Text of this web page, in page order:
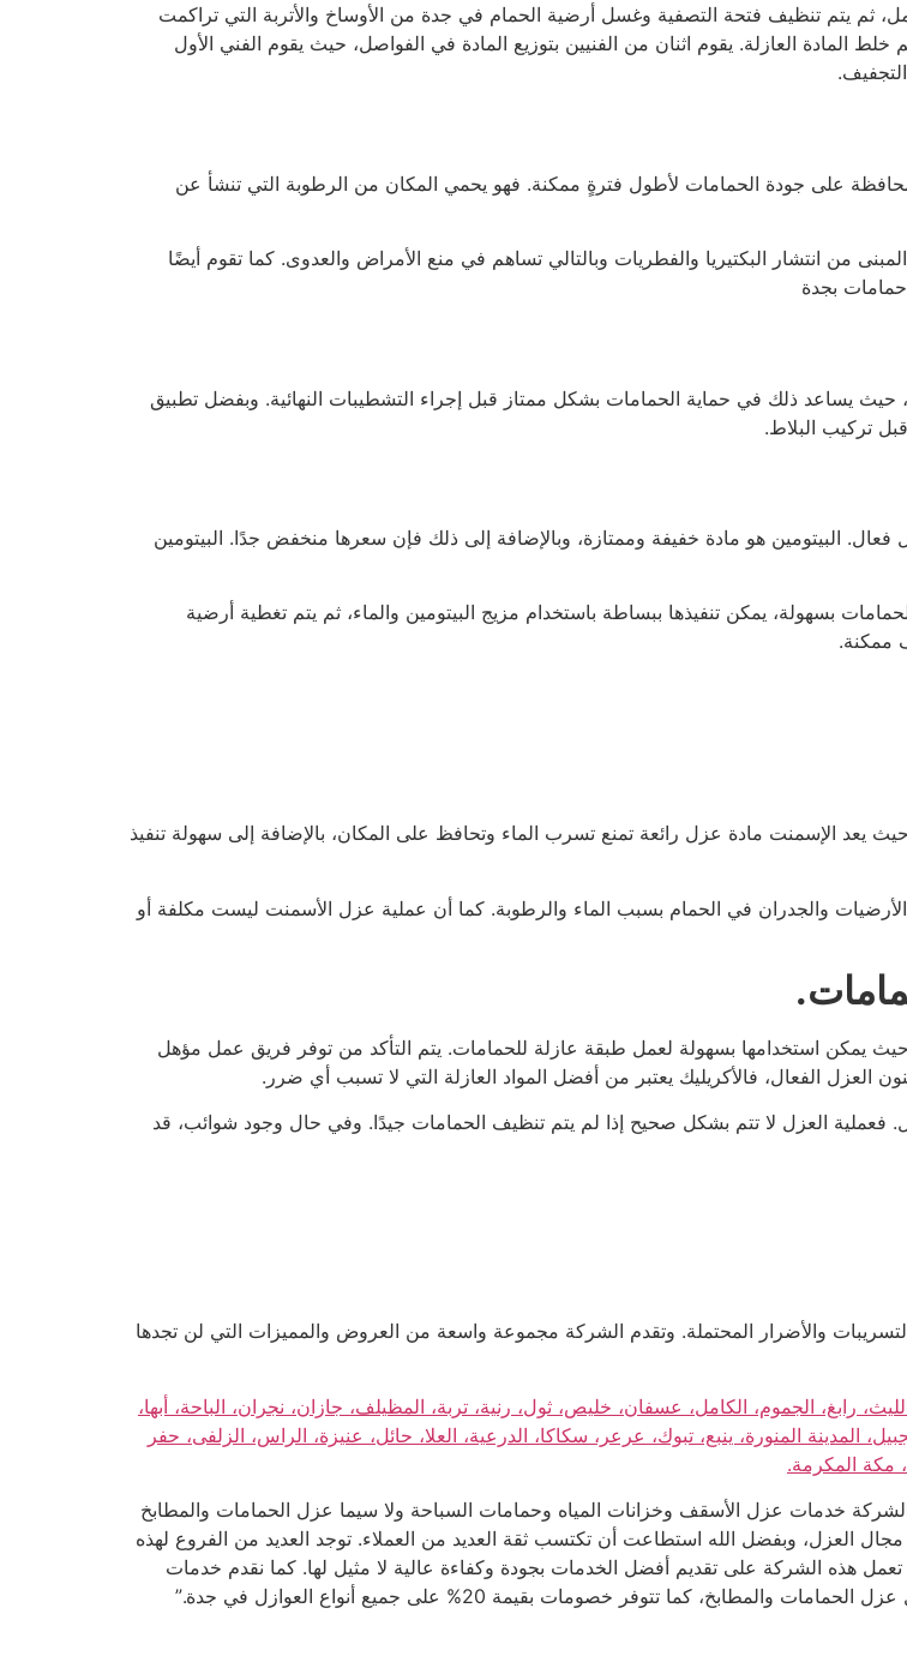
ثم يتم تنظيف فتحة التصفية وغسل أرضية الحمام في جدة من الأوساخ والأتربة التي تراكمت
المادة العازلة. يقوم اثنان من الفنيين بتوزيع المادة في الفواصل، حيث يقوم الفني الأول
على جودة الحمامات لأطول فترةٍ ممكنة. فهو يحمي المكان من الرطوبة التي تنشأ عن
من انتشار البكتيريا والفطريات وبالتالي تساهم في منع الأمراض والعدوى. كما تقوم أيضًا
بجدة
حيث يساعد ذلك في حماية الحمامات بشكل ممتاز قبل إجراء التشطيبات النهائية. وبفضل تطبيق
تركيب البلاط.
البيتومين هو مادة خفيفة وممتازة، وبالإضافة إلى ذلك فإن سعرها منخفض جدًا. البيتومين
بسهولة، يمكن تنفيذها ببساطة باستخدام مزيج البيتومين والماء، ثم يتم تغطية أرضية
ممكنة.
يعد الإسمنت مادة عزل رائعة تمنع تسرب الماء وتحافظ على المكان، بالإضافة إلى سهولة تنفيذ
والجدران في الحمام بسبب الماء والرطوبة. كما أن عملية عزل الأسمنت ليست مكلفة أو
حيث يمكن استخدامها بسهولة لعمل طبقة عازلة للحمامات. يتم التأكد من توفر فريق عمل مؤهل
العزل الفعال، فالأكريليك يعتبر من أفضل المواد العازلة التي لا تسبب أي ضرر.
فعملية العزل لا تتم بشكل صحيح إذا لم يتم تنظيف الحمامات جيدًا. وفي حال وجود شوائب، قد
والأضرار المحتملة. وتقدم الشركة مجموعة واسعة من العروض والمميزات التي لن تجدها
رابغ، الجموم، الكامل، عسفان، خليص، ثول، رنية، تربة، المظيلف، جازان، نجران، الباحة، أبها،
المدينة المنورة، ينبع، تبوك، عرعر، سكاكا، الدرعية، العلا، حائل، عنيزة، الراس، الزلفى، حفر
مكة المكرمة.
خدمات عزل الأسقف وخزانات المياه وحمامات السباحة ولا سيما عزل الحمامات والمطابخ
العزل، وبفضل الله استطاعت أن تكتسب ثقة العديد من العملاء. توجد العديد من الفروع لهذه
هذه الشركة على تقديم أفضل الخدمات بجودة وكفاءة عالية لا مثيل لها. كما نقدم خدمات
كما تتوفر خصومات بقيمة 20% على جميع أنواع العوازل في جدة.”